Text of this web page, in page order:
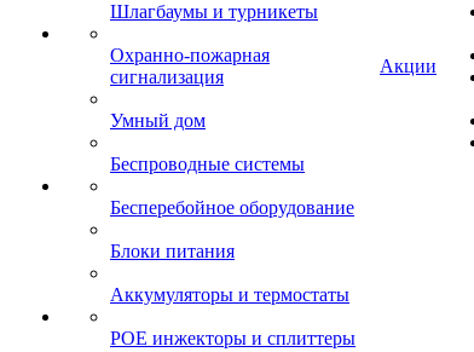
Шлагбаумы и турникеты
Охранно-пожарная
сигнализация
Умный дом
Беспроводные системы
Бесперебойное оборудование
Блоки питания
Аккумуляторы и термостаты
POE инжекторы и сплиттеры
Акции